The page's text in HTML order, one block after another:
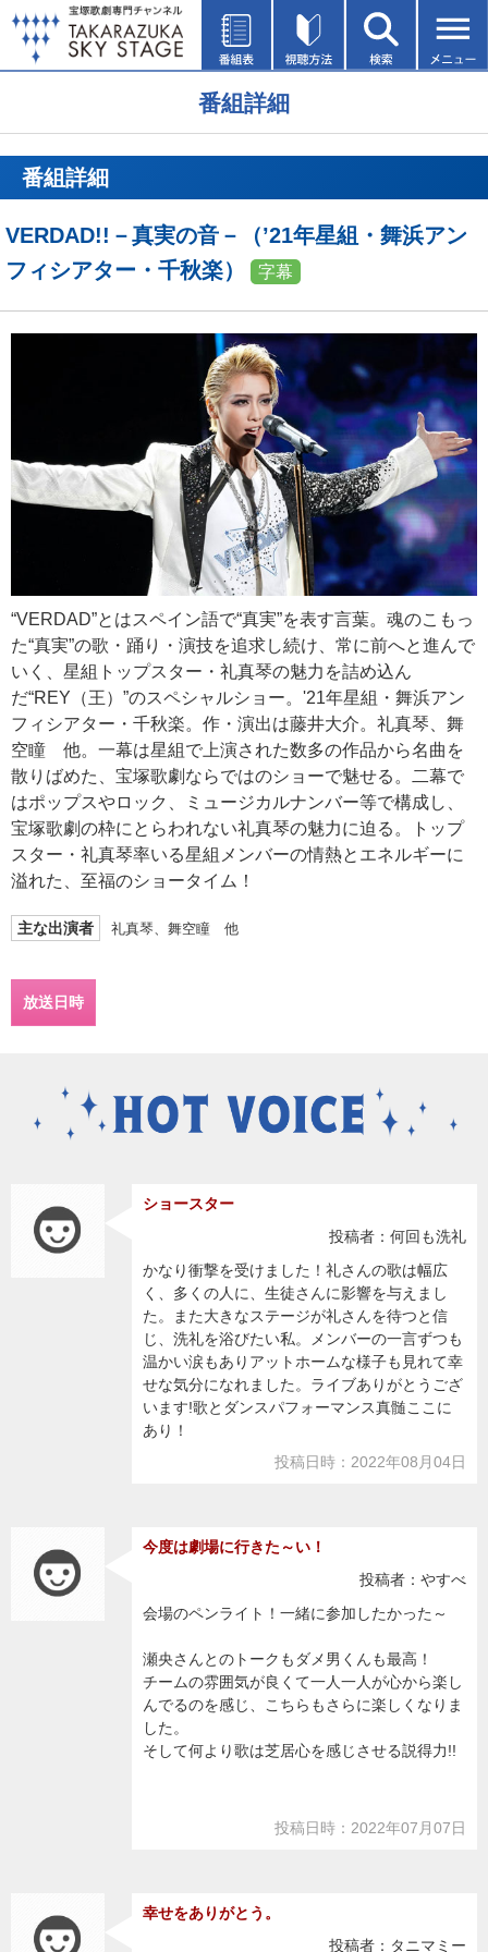
番組詳細
番組詳細
VERDAD!!－真実の音－（’21年星組・舞浜アン
フィシアター・千秋楽）
字幕
“VERDAD”とはスペイン語で“真実”を表す言葉。魂のこもっ
た“真実”の歌・踊り・演技を追求し続け、常に前へと進んで
いく、星組トップスター・礼真琴の魅力を詰め込ん
だ“REY（王）”のスペシャルショー。'21年星組・舞浜アン
フィシアター・千秋楽。作・演出は藤井大介。礼真琴、舞
空瞳 他。一幕は星組で上演された数多の作品から名曲を
散りばめた、宝塚歌劇ならではのショーで魅せる。二幕で
はポップスやロック、ミュージカルナンバー等で構成し、
宝塚歌劇の枠にとらわれない礼真琴の魅力に迫る。トップ
スター・礼真琴率いる星組メンバーの情熱とエネルギーに
溢れた、至福のショータイム！
主な出演者 礼真琴、舞空瞳 他
放送日時
ショースター
投稿者：何回も洗礼
かなり衝撃を受けました！礼さんの歌は幅広
く、多くの人に、生徒さんに影響を与えまし
た。また大きなステージが礼さんを待つと信
じ、洗礼を浴びたい私。メンバーの一言ずつも
温かい涙もありアットホームな様子も見れて幸
せな気分になれました。ライブありがとうござ
います!歌とダンスパフォーマンス真髄ここに
あり！
投稿日時：2022年08月04日
今度は劇場に行きた～い！
投稿者：やすべ
会場のペンライト！一緒に参加したかった～
瀬央さんとのトークもダメ男くんも最高！
チームの雰囲気が良くて一人一人が心から楽し
んでるのを感じ、こちらもさらに楽しくなりま
した。
そして何より歌は芝居心を感じさせる説得力!!
投稿日時：2022年07月07日
幸せをありがとう。
投稿者：タニマミー